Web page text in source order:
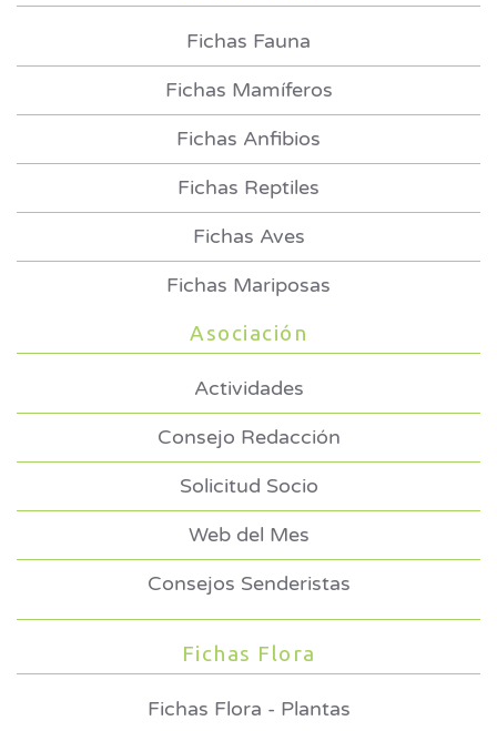
Fichas Fauna
Fichas Mamíferos
Fichas Anfibios
Fichas Reptiles
Fichas Aves
Fichas Mariposas
Asociación
Actividades
Consejo Redacción
Solicitud Socio
Web del Mes
Consejos Senderistas
Fichas Flora
Fichas Flora - Plantas